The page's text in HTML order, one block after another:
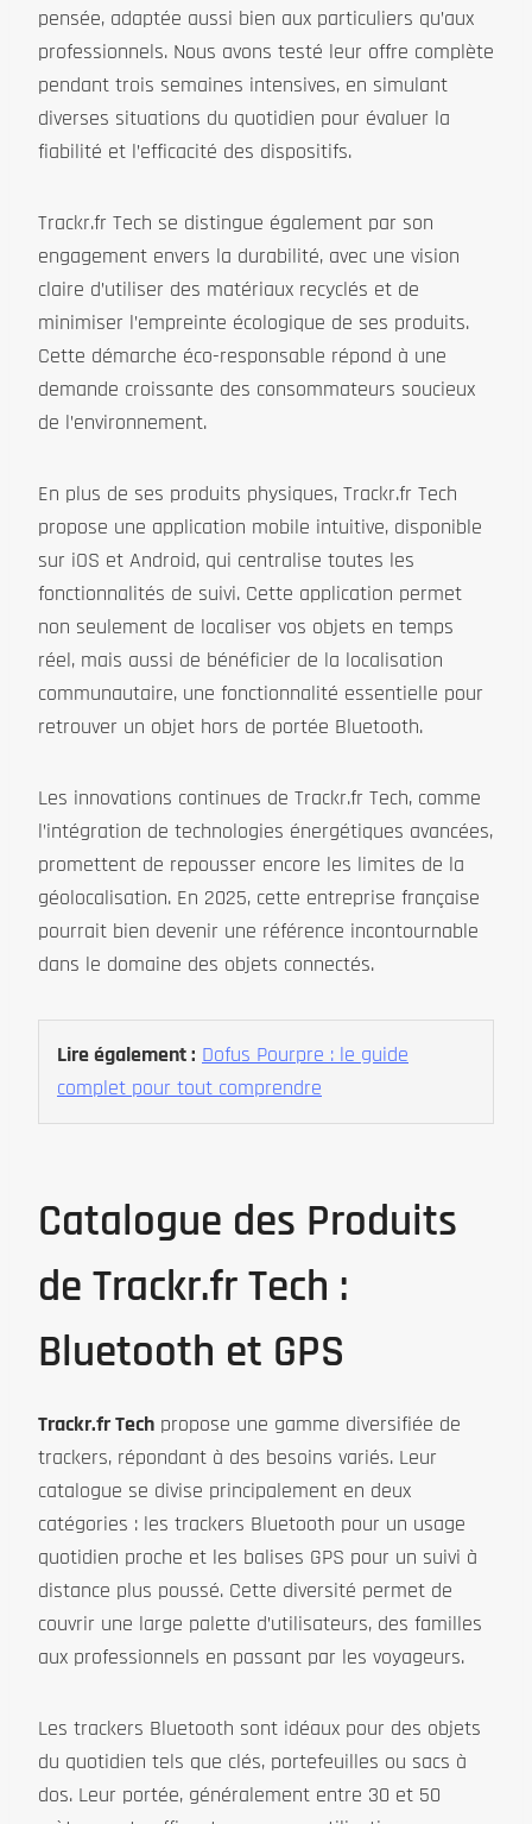
pensée, adaptée aussi bien aux particuliers qu’aux
professionnels. Nous avons testé leur offre complète
pendant trois semaines intensives, en simulant
diverses situations du quotidien pour évaluer la
fiabilité et l’efficacité des dispositifs.
Trackr.fr Tech se distingue également par son
engagement envers la durabilité, avec une vision
claire d’utiliser des matériaux recyclés et de
minimiser l’empreinte écologique de ses produits.
Cette démarche éco-responsable répond à une
demande croissante des consommateurs soucieux
de l’environnement.
En plus de ses produits physiques, Trackr.fr Tech
propose une application mobile intuitive, disponible
sur iOS et Android, qui centralise toutes les
fonctionnalités de suivi. Cette application permet
non seulement de localiser vos objets en temps
réel, mais aussi de bénéficier de la localisation
communautaire, une fonctionnalité essentielle pour
retrouver un objet hors de portée Bluetooth.
Les innovations continues de Trackr.fr Tech, comme
l’intégration de technologies énergétiques avancées,
promettent de repousser encore les limites de la
géolocalisation. En 2025, cette entreprise française
pourrait bien devenir une référence incontournable
dans le domaine des objets connectés.
Lire également : Dofus Pourpre : le guide
complet pour tout comprendre
Catalogue des Produits
de Trackr.fr Tech :
Bluetooth et GPS
Trackr.fr Tech propose une gamme diversifiée de
trackers, répondant à des besoins variés. Leur
catalogue se divise principalement en deux
catégories : les trackers Bluetooth pour un usage
quotidien proche et les balises GPS pour un suivi à
distance plus poussé. Cette diversité permet de
couvrir une large palette d’utilisateurs, des familles
aux professionnels en passant par les voyageurs.
Les trackers Bluetooth sont idéaux pour des objets
du quotidien tels que clés, portefeuilles ou sacs à
dos. Leur portée, généralement entre 30 et 50